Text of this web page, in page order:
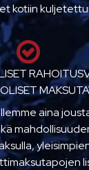
kotiin
aina